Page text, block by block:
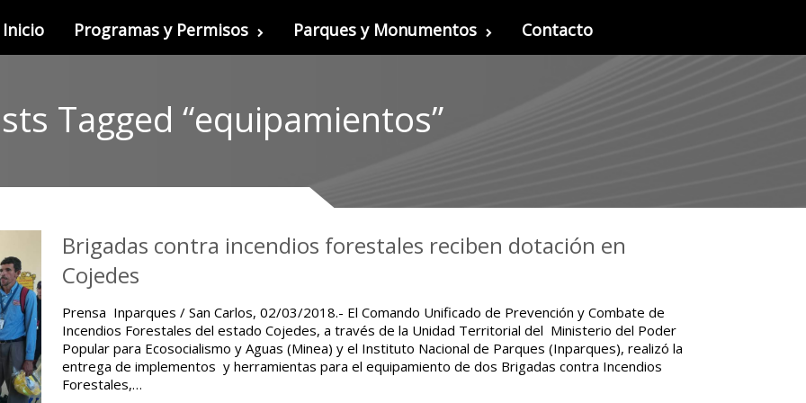
Inicio Programas y Permisos Parques y Monumentos Contacto
Tagged “equipamientos”
Brigadas contra incendios forestales reciben dotación en
Cojedes
Prensa Inparques / San Carlos, 02/03/2018.- El Comando Unificado de Prevención y Combate de
Incendios Forestales del estado Cojedes, a través de la Unidad Territorial del Ministerio del Poder
Popular para Ecosocialismo y Aguas (Minea) y el Instituto Nacional de Parques (Inparques), realizó la
entrega de implementos y herramientas para el equipamiento de dos Brigadas contra Incendios
Forestales,…